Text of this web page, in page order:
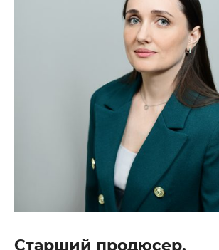
Старший продюсер.